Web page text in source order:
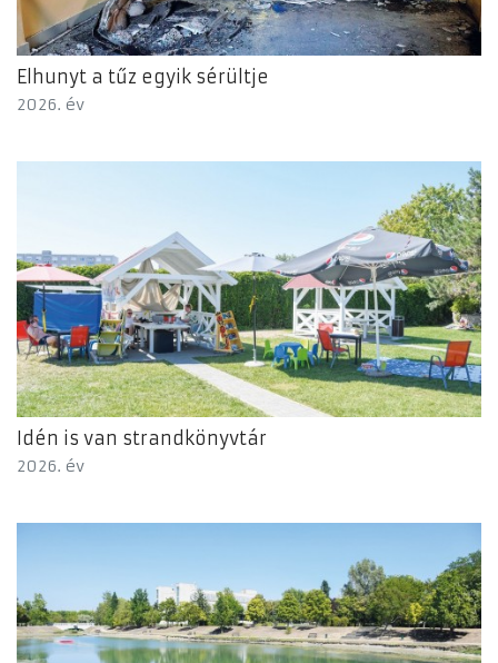
Elhunyt a tűz egyik sérültje
2026. év
Idén is van strandkönyvtár
2026. év